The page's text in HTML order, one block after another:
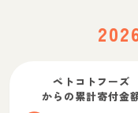
ペトコトフーズ
からの累計寄付金